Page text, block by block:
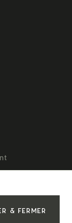
& FERMER